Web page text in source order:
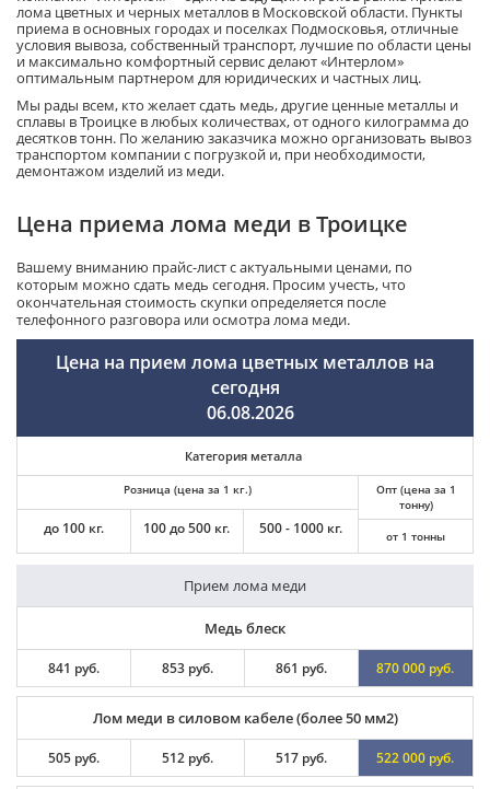
лома цветных и черных металлов в Московской области. Пункты
приема в основных городах и поселках Подмосковья, отличные
условия вывоза, собственный транспорт, лучшие по области цены
и максимально комфортный сервис делают «Интерлом»
оптимальным партнером для юридических и частных лиц.
Мы рады всем, кто желает сдать медь, другие ценные металлы и
сплавы в Троицке в любых количествах, от одного килограмма до
десятков тонн. По желанию заказчика можно организовать вывоз
транспортом компании с погрузкой и, при необходимости,
демонтажом изделий из меди.
Цена приема лома меди в Троицке
Вашему вниманию прайс-лист с актуальными ценами, по
которым можно сдать медь сегодня. Просим учесть, что
окончательная стоимость скупки определяется после
телефонного разговора или осмотра лома меди.
Цена на прием лома цветных металлов на
сегодня
06.08.2026
Категория металла
Розница (цена за 1 кг.)
до 100 кг. 100 до 500 кг. 500 - 1000 кг.
Опт (цена за 1
тонну)
от 1 тонны
Прием лома меди
Медь блеск
841 руб. 853 руб. 861 руб. 870 000 руб.
Лом меди в силовом кабеле (более 50 мм2)
505 руб. 512 руб. 517 руб. 522 000 руб.